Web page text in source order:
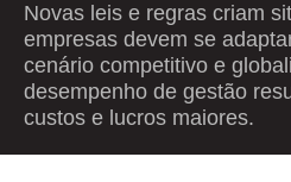
Novas leis e regras criam
empresas devem se
cenário competitivo e
desempenho de gestão
custos e lucros maiores.